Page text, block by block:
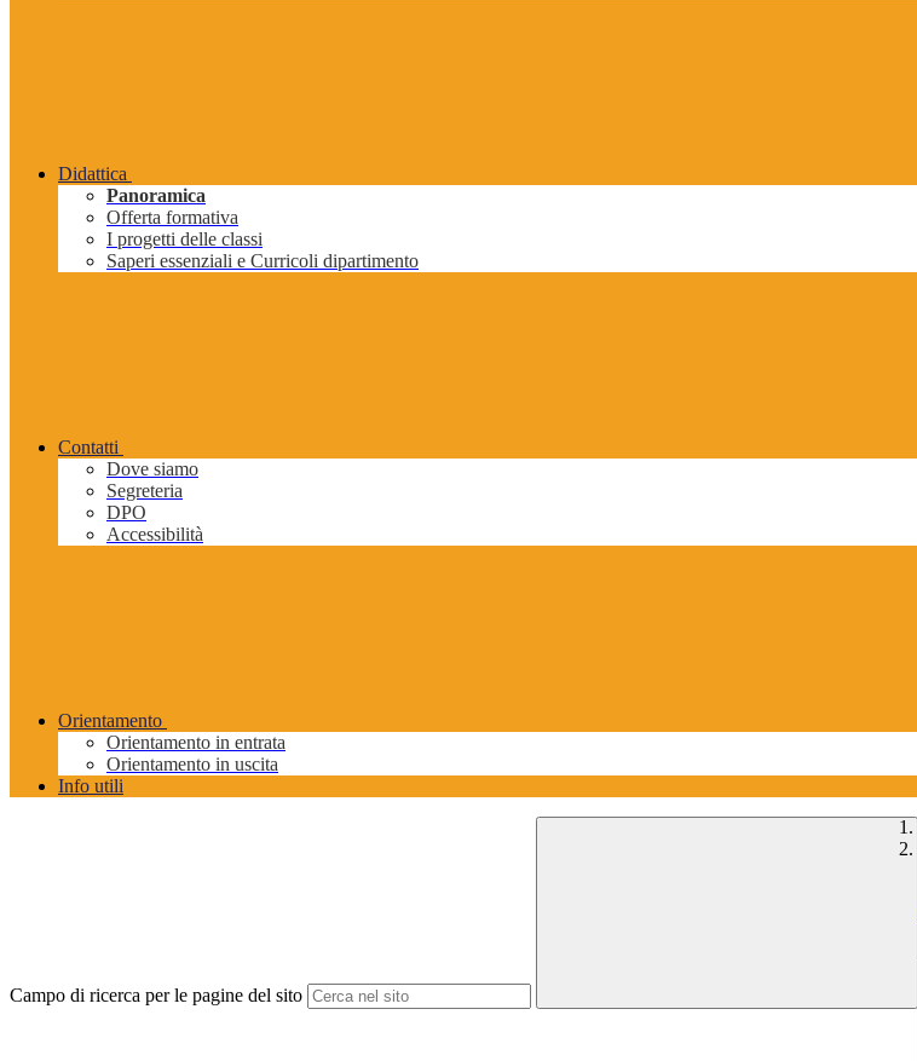
Didattica
Panoramica
Offerta formativa
I progetti delle classi
Saperi essenziali e Curricoli dipartimento
Contatti
Dove siamo
Segreteria
DPO
Accessibilità
Orientamento
Orientamento in entrata
Orientamento in uscita
Info utili
Campo di ricerca per le pagine del sito